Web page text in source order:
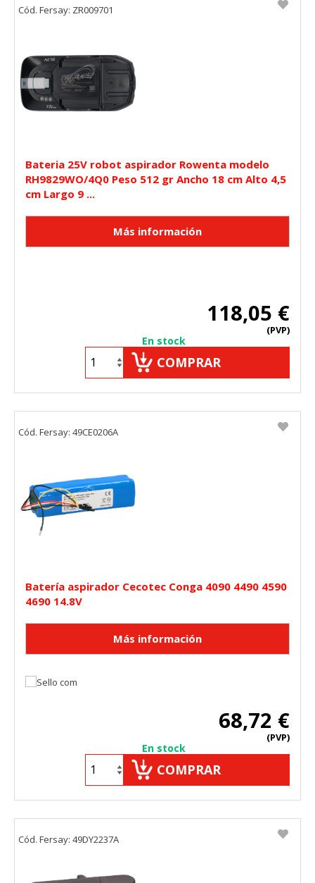
Bateria 25V robot aspirador Rowenta modelo
RH9829WO/4Q0 Peso 512 gr Ancho 18 cm Alto 4,5
cm Largo 9 ...
118,05 €
(PVP)
En stock
COMPRAR
Cód. Fersay: ZR009701
Batería aspirador Cecotec Conga 4090 4490 4590
4690 14.8V
68,72 €
(PVP)
En stock
COMPRAR
Cód. Fersay: 49CE0206A
Cód. Fersay: 49DY2237A
"Configuración de cookies" al pie de la página. También puedes